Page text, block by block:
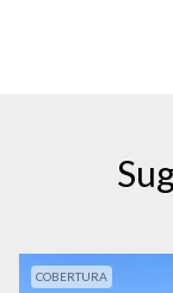
COBERTURA